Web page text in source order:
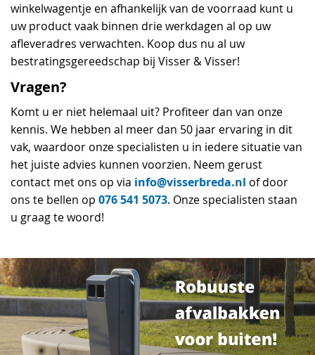
winkelwagentje en afhankelijk van de voorraad kunt u
uw product vaak binnen drie werkdagen al op uw
afleveradres verwachten. Koop dus nu al uw
bestratingsgereedschap bij Visser & Visser!
Vragen?
Komt u er niet helemaal uit? Profiteer dan van onze
kennis. We hebben al meer dan 50 jaar ervaring in dit
vak, waardoor onze specialisten u in iedere situatie van
het juiste advies kunnen voorzien. Neem gerust
contact met ons op via info@visserbreda.nl of door
ons te bellen op 076 541 5073. Onze specialisten staan
u graag te woord!